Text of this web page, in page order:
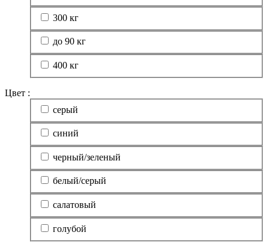
300 кг
до 90 кг
400 кг
Цвет :
серый
синий
черный/зеленый
белый/серый
салатовый
голубой